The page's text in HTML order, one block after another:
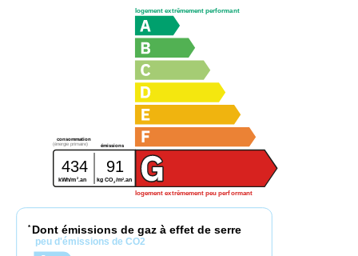
logement extrêmement performant
logement extrêmement peu performant
consommation
émissions
(énergie primaire)
434 91
kWh/m2.an kg CO2/m2 .an
* Dont émissions de gaz à effet de serre
peu d'émissions de CO2